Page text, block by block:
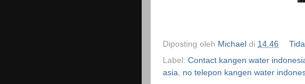
Diposting oleh Michael di 14.46
Label: Contact kangen water
asia, no telepon kangen water